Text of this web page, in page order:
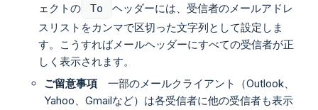
ェクトの
To
ヘッダーには、受信者のメールアドレ
スリストをカンマで区切った文字列として設定しま
す。こうすればメールヘッダーにすべての受信者が正
しく表示されます。
ご留意事項一部のメールクライアント（Outlook、
Yahoo、Gmailなど）は各受信者に他の受信者も表示